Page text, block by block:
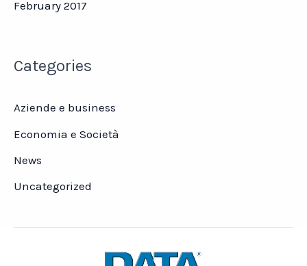
February 2017
Categories
Aziende e business
Economia e Società
News
Uncategorized